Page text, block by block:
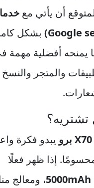
أن يأتي مع
بشكل
يمنحه أفضلية مهمة
والمتجر والنسخ
تشتريه؟
يبدو فكرة
إذا ظهر فعلًا
5000mAh، ومعالج